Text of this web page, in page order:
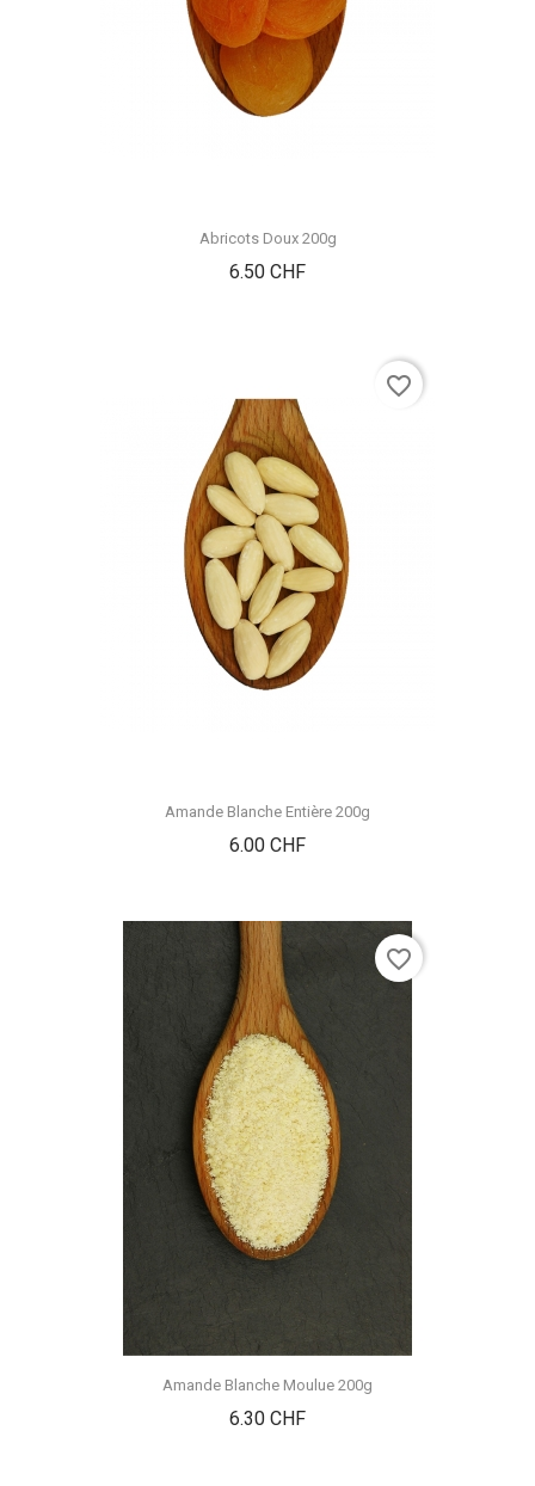
Abricots Doux 200g
6.50 CHFPrix
Amande Blanche Entière 200g
6.00 CHFPrix
favorite_border
Amande Blanche Moulue 200g
6.30 CHFPrix
favorite_border